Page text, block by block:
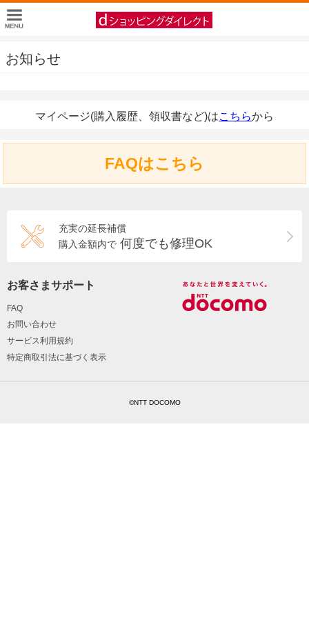
お知らせ
マイページ(購入履歴、領収書など)はこちらから
FAQはこちら
充実の延長補償
購入金額内で 何度でも修理OK
お客さまサポート
FAQ
お問い合わせ
サービス利用規約
特定商取引法に基づく表示
©NTT DOCOMO